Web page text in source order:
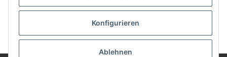
Konfigurieren
Ablehnen
Neu hier?Jetzt registrieren!